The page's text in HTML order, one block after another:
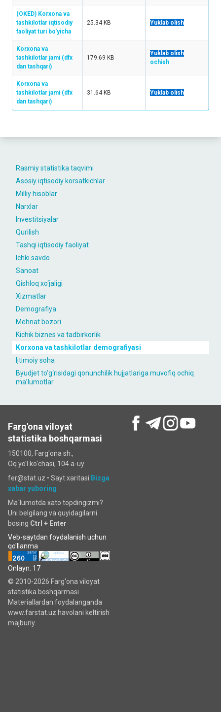
Rasmiy statistika taqvimi
Asosiy iqtisodiy korsatkichlar
Milliy hisoblar
Narxlar
Investitsiyalar
Qurilish
Tashqi iqtisodiy faoliyat
Ichki savdo
Sanoat
Qishloq xo‘jaligi
Xizmatlar
Demografiya
Mehnat bozori
Kichik biznes va tadbirkorlik
Korxona va tashkilotlar demografiyasi
Ijtimoiy soha
Byudjet to‘g‘risidagi qonunchilik hujjatlariga muvofiq ochiq
maʼlumotlar
(OKED) Korxona va
tashkilotlar iqtisodiy
faoliyat turi bo'yicha
25.34 KB Yuklab olish
Korxona va
tashkilotlar jami (dfx
dan tashqari)
179.69 KB
Yuklab olish
ochish
Korxona va
tashkilotlar jami (dfx
dan tashqari)
31.64 KB Yuklab olish
Farg'ona viloyat
statistika boshqarmasi
150100, Farg'ona sh.,
Oq yo'l ko‘chаsi, 104 a-uy
fer@stat.uz • Sayt xaritasi Bizga
xabar yuboring
Ma`lumotda xato topdingizmi?
Uni belgilang va quyidagilarni
bosing Ctrl + Enter
Veb-saytdan foydalanish uchun
qo'llanma
Onlayn: 17
© 2010-2026 Farg‘ona viloyat
statistika boshqarmasi
Materiallardan foydalanganda
www.farstat.uz havolani keltirish
majburiy.